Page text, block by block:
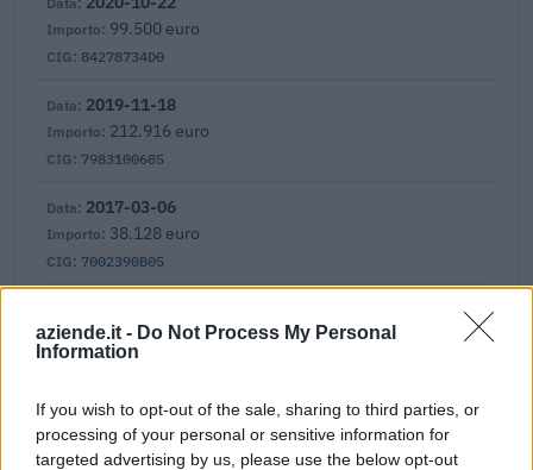
aziende.it - Do Not Process My Personal
Information
If you wish to opt-out of the sale, sharing to third parties, or
processing of your personal or sensitive information for
targeted advertising by us, please use the below opt-out
84278734D0
99.500 euro
7983100685
2019-11-18
212.916 euro
7002390B05
2017-03-06
38.128 euro
licenza CC BY-SA 4.0). Ogni CIG e' verificabile sul portale ANAC.
Aiuti di Stato e contributi pubblici